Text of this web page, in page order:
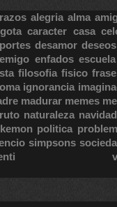
alegria alma
caracter casa
desamor deseos
enfados escuela
filosofia fisico
ignorancia
madurar memes
naturaleza navidad
politica
simpsons